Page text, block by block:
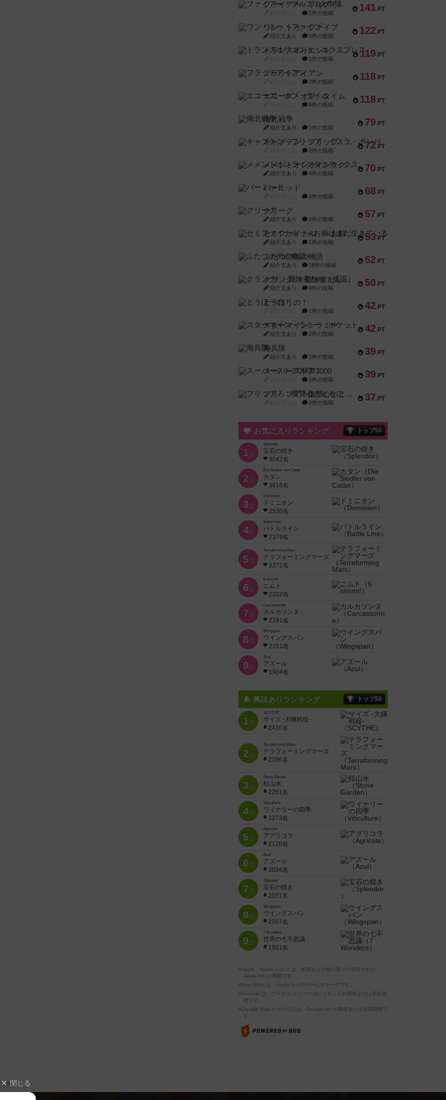
141 PT
ファイアー・ブルズ / 火牛陣
1件の投稿
122 PT
ワン・トゥ・ファイブ
紹介文あり 1件の投稿
119 PT
トランスオリエント・エクスプレス
1件の投稿
118 PT
フラットアイアン
2件の投稿
118 PT
エコーズ・オブ・タイム
8件の投稿
79 PT
南北戦争
紹介文あり 1件の投稿
72 PT
キャプテン・フリップ：イスラ・ボンバ
2件の投稿
70 PT
メメントオンラインタクティクス
紹介文あり 4件の投稿
68 PT
パーミッド
1件の投稿
57 PT
クリーグ
紹介文あり 1件の投稿
53 PT
セミファイナル ～お前はまだ生きている～
紹介文あり 1件の投稿
52 PT
ふたつの街の物語
紹介文あり 18件の投稿
50 PT
クランク! ：冒険者たち（拡張）
紹介文あり 4件の投稿
42 PT
とうほうの！
1件の投稿
42 PT
スターマイン・ラミー ポケット
紹介文あり 2件の投稿
39 PT
海兵隊
紹介文あり 1件の投稿
39 PT
スーパーストア3000
1件の投稿
37 PT
フリップ７：復讐心とともに
2件の投稿
お気に入りランキング トップ50
1位
Splendor
宝石の煌き
4042名
2位
Die Siedler von Catan
カタン
3618名
3位
Dominion
ドミニオン
2530名
4位
Battle Line
バトルライン
2379名
5位
Terraforming Mars
テラフォーミングマーズ
2372名
6位
6 nimmt!
ニムト
2202名
7位
Carcassonne
カルカソンヌ
2191名
8位
Wingspan
ウイングスパン
2151名
9位
Azul
アズール
1904名
興味ありランキング トップ50
1位
SCYTHE
サイズ -大鎌戦役-
2416名
2位
Terraforming Mars
テラフォーミングマーズ
2396名
3位
Stone Garden
枯山水
2281名
4位
Viticulture
ワイナリーの四季
2273名
5位
Agricola
アグリコラ
2120名
6位
Azul
アズール
2034名
7位
Splendor
宝石の煌き
2031名
8位
Wingspan
ウイングスパン
2007名
9位
7 Wonders
世界の七不思議
1921名
※Apple、Apple のロゴ は、米国および他の国々で登録された
Apple Inc.の商標です。
※App Store は、Apple Inc.のサービスマークです。
※Android は、グーグル インコーポレイテッドの商標または登録商
標です。
※Google Play とそのロゴは、Google Inc.の商標または登録商標で
す。
に遊ぶ閉じる